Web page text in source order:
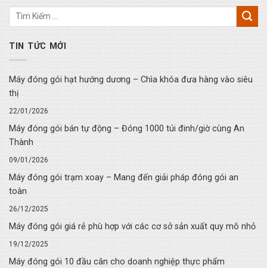
TIN TỨC MỚI
Máy đóng gói hạt hướng dương – Chìa khóa đưa hàng vào siêu
thị
22/01/2026
Máy đóng gói bán tự động – Đóng 1000 túi đinh/giờ cùng An
Thành
09/01/2026
Máy đóng gói trạm xoay – Mang đến giải pháp đóng gói an
toàn
26/12/2025
Máy đóng gói giá rẻ phù hợp với các cơ sở sản xuất quy mô nhỏ
19/12/2025
Máy đóng gói 10 đầu cân cho doanh nghiệp thực phẩm